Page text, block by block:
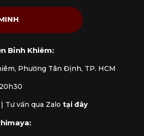
Bỉnh Khiêm:
Phường Tân Định, TP. HCM
| Tư vấn qua Zalo tại đây